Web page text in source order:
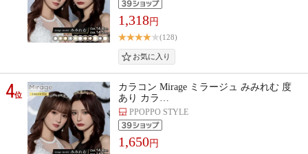
1,318円
(128)
4位
カラコン Mirage ミラージュ みみれむ 度
あり カラ…
PPOPPO STYLE
1,650円